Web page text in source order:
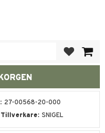
27-00568-20-000
Tillverkare SNIGEL